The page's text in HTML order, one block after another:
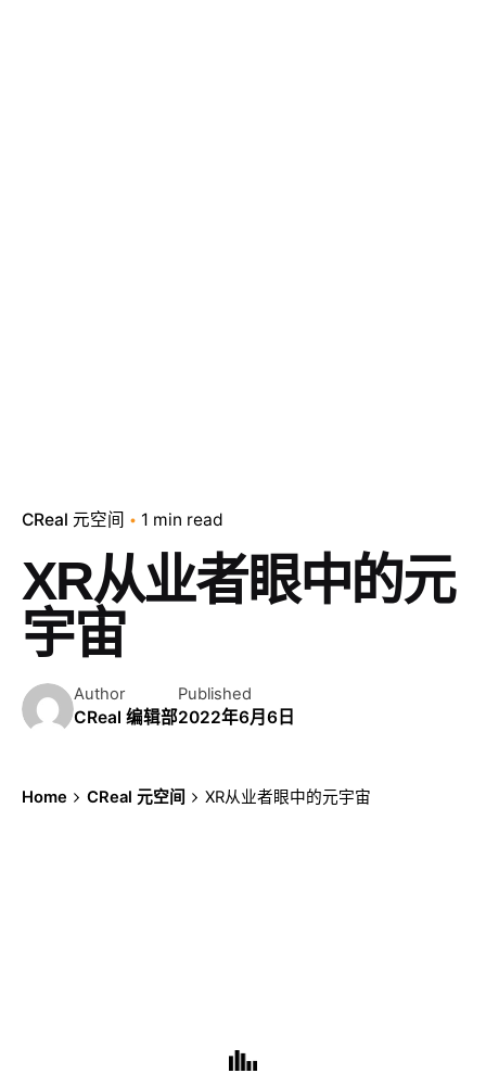
CReal 元空间 1 min read
XR从业者眼中的元
宇宙
Author
CReal 编辑部
Published
2022年6月6日
Home CReal 元空间 XR从业者眼中的元宇宙